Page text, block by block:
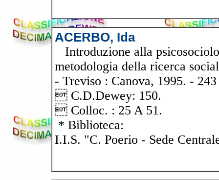
ACERBO, Ida
Introduzione alla
metodologia della ricerca
- Treviso : Canova, 1995. -
 C.D.Dewey: 150.
 Colloc. : 25 A 51.
* Biblioteca:
I.I.S. "C. Poerio - Sede